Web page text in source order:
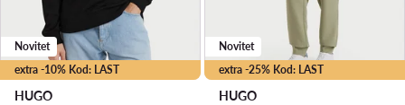
extra -10% Kod: LAST
Novitet
HUGO
extra -25% Kod: LAST
Novitet
HUGO